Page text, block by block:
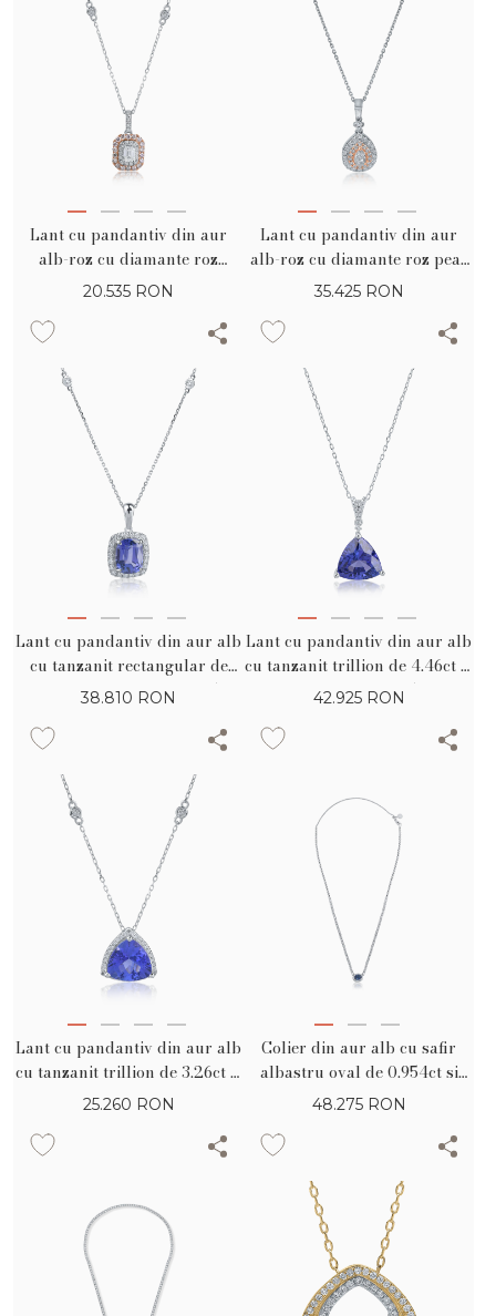
Lant cu pandantiv din aur
alb-roz cu diamante roz
emerald si rotunde de 0.61ct si
20.535 RON
Lant cu pandantiv din aur
alb-roz cu diamante roz pear
si rotunde de 0.4ct si diamante
35.425 RON
Lant cu pandantiv din aur alb
cu tanzanit rectangular de
4.76ct si diamante de 0.45ct
38.810 RON
Lant cu pandantiv din aur alb
cu tanzanit trillion de 4.46ct si
diamante de 0.05ct
42.925 RON
Lant cu pandantiv din aur alb
cu tanzanit trillion de 3.26ct si
diamante de 0.17ct
25.260 RON
Colier din aur alb cu safir
albastru oval de 0.954ct si
diamante de 1.141ct
48.275 RON